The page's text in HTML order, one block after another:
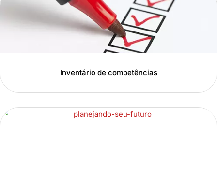
Inventário de competências